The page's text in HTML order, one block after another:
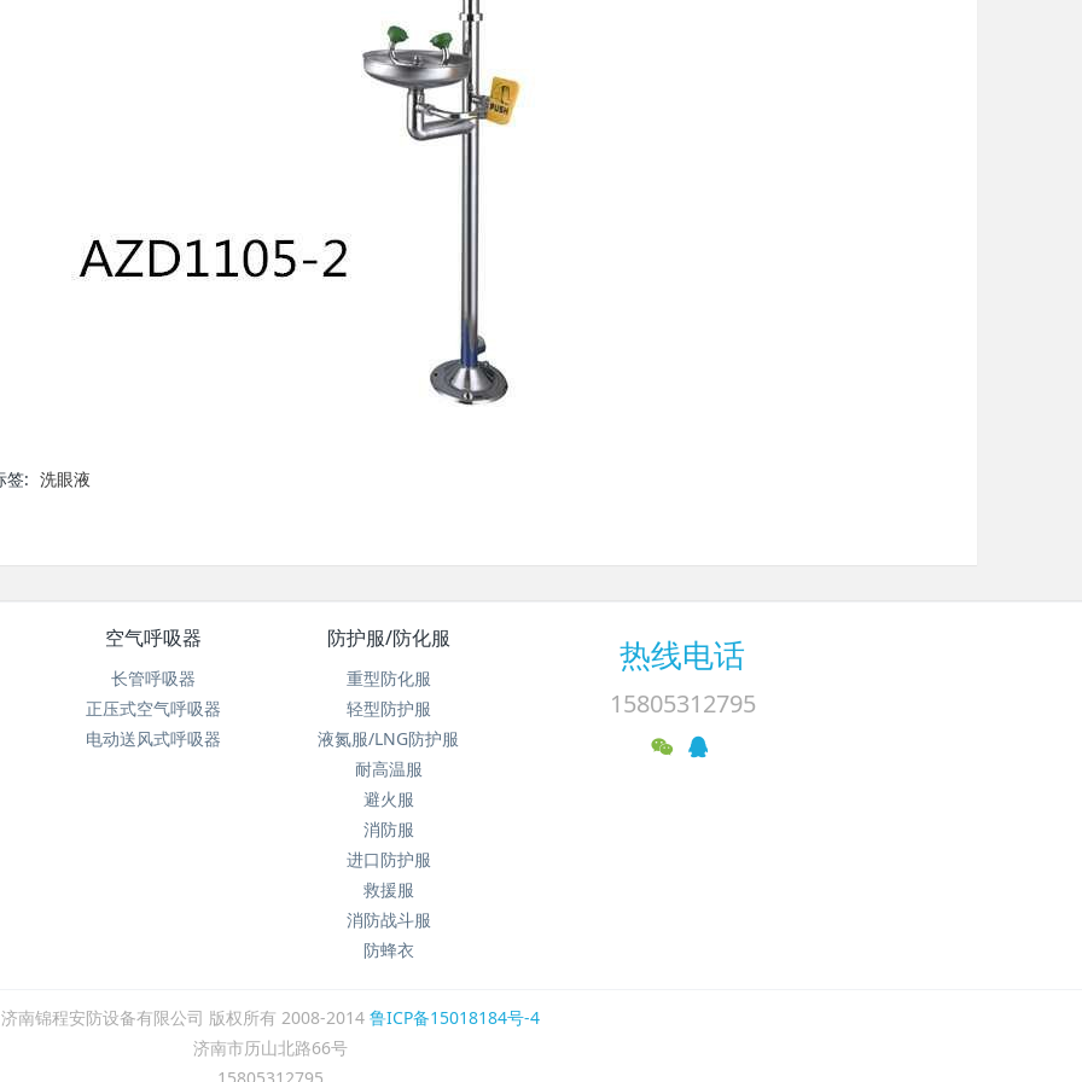
签: 洗眼液
空气呼吸器
长管呼吸器
正压式空气呼吸器
电动送风式呼吸器
防护服/防化服
重型防化服
轻型防护服
液氮服/LNG防护服
耐高温服
避火服
消防服
进口防护服
救援服
消防战斗服
防蜂衣
热线电话
15805312795
济南锦程安防设备有限公司 版权所有 2008-2014 鲁ICP备15018184号-4
济南市历山北路66号